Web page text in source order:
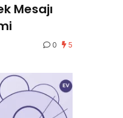
Mesajı
0 5